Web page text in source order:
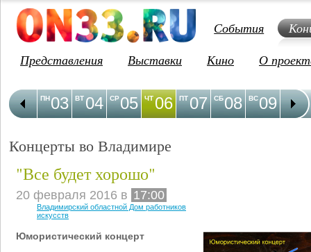
События
Представления
Выставки Кино О
03
ПН 04
ВТ 05
СР 06
ЧТ 07
ПТ 08
СБ 09
ВС 10
ПН
Концерты во Владимире
"Все будет хорошо"
20 февраля 2016 в 17:00
Владимирский областной Дом работников
искусств
Юмористический концерт